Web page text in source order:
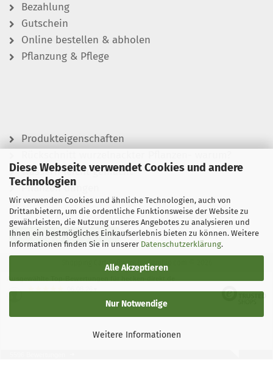
Diese Webseite verwendet Cookies und andere
Technologien
Wir verwenden Cookies und ähnliche Technologien, auch von
Drittanbietern, um die ordentliche Funktionsweise der Website zu
gewährleisten, die Nutzung unseres Angebotes zu analysieren und
Ihnen ein bestmögliches Einkaufserlebnis bieten zu können. Weitere
Informationen finden Sie in unserer Datenschutzerklärung.
Alle Akzeptieren
Nur Notwendige
Weitere Informationen
Bezahlung
Gutschein
Online bestellen & abholen
Pflanzung & Pflege
Produkteigenschaften
Wässern leicht gemacht
Pflanzen düngen
Vertrag widerrufen
Shopping Cart Software by Gambio.com © 2026
Ausgewählte Top-Bewertungen für hecken-direkt.de